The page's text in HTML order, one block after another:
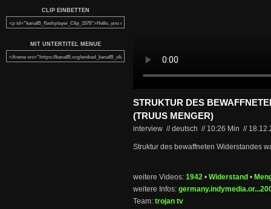
CLIP EINBETTEN
MIT UNTERTITEL MENUE
STRUKTUR DES
(TRUUS MENGER)
interview // deutsch // 10:26 Min //
Struktur des bewaffneten Widerstandes
weitere Videos: 1942 • Widerstand •
weitere Infos:
Team: trojan tv